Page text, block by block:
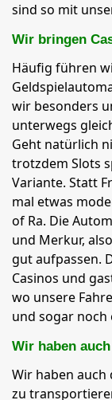
sind so mit
Wir bringen
Häufig führen
wir besonders
unterwegs
Geht natürlich
trotzdem Slots
Variante. Statt
mal etwas
of Ra. Die
und Merkur,
gut aufpassen.
Casinos und
wo unsere
und sogar noch
Wir haben
Wir haben auch
zu